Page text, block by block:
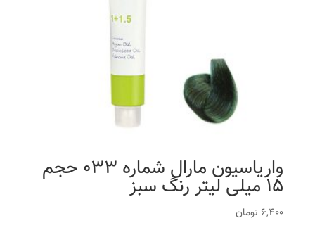
واریاسیون مارال شماره 033 حجم
15 میلی لیتر رنگ سبز
6,400 تومان